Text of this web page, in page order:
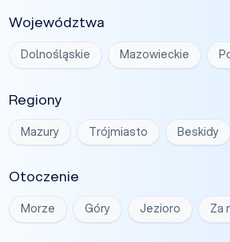
Województwa
Dolnośląskie Mazowieckie
Regiony
Mazury Trójmiasto Beskidy
Otoczenie
Morze Góry Jezioro Za